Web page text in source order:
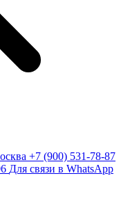
+7 (900) 531-78-87
Для связи в WhatsApp